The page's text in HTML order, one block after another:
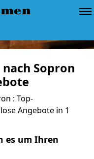
Sopron
: Top-
Angebote in 1
es um Ihren